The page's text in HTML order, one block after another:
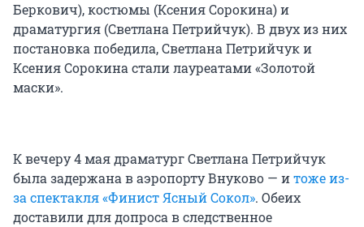
Беркович), костюмы (Ксения Сорокина) и
драматургия (Светлана Петрийчук). В двух из них
постановка победила, Светлана Петрийчук и
Ксения Сорокина стали лауреатами «Золотой
маски».
К вечеру 4 мая драматург Светлана Петрийчук
была задержана в аэропорту Внуково — итоже из-
за спектакля «Финист Ясный Сокол». Обеих
доставили для допроса в следственное